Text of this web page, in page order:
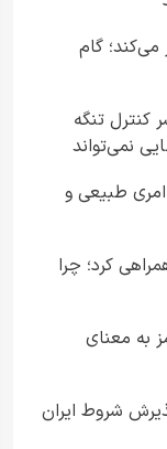
می‌کند؛ گام
کنترل تنگه
نمی‌تواند
طبیعی و
کرد؛ چرا
به معنای
شروط ایران